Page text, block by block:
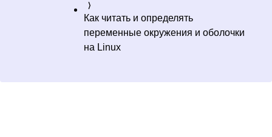
Как читать и определять
переменные окружения и оболочки
на Linux